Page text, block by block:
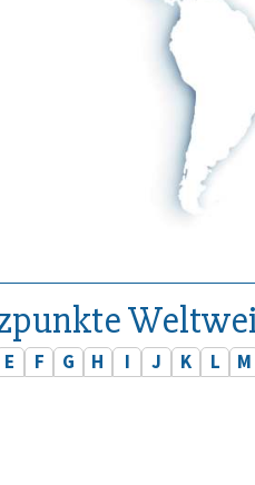
E F G H I J K L M